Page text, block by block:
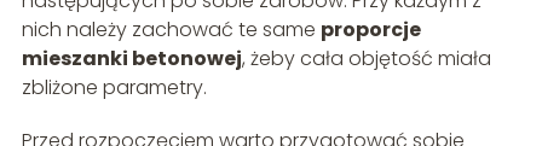
nich należy zachować te same proporcje
mieszanki betonowej, żeby cała objętość miała
zbliżone parametry.
Przed rozpoczęciem warto przygotować sobie